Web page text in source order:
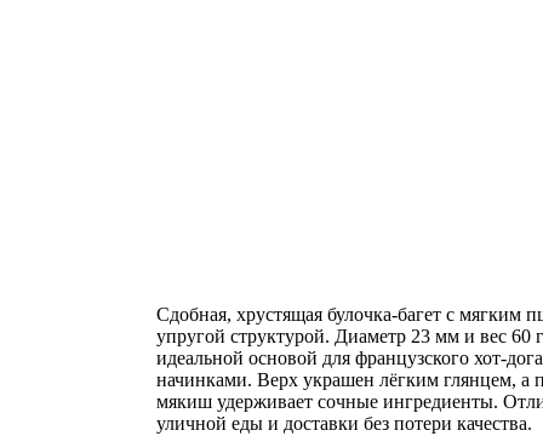
Сдобная, хрустящая булочка-багет с мягким
упругой структурой. Диаметр 23 мм и вес 60
идеальной основой для французского хот-
начинками. Верх украшен лёгким глянцем,
мякиш удерживает сочные ингредиенты.
уличной еды и доставки без потери качества.